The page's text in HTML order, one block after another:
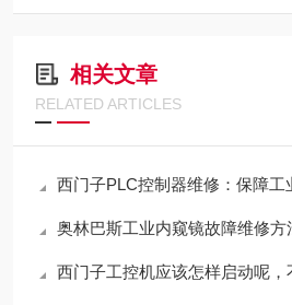
相关文章
RELATED ARTICLES
西门子PLC控制器维修：保障工业自
奥林巴斯工业内窥镜故障维修方
西门子工控机应该怎样启动呢